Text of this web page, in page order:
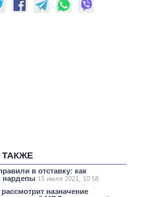
ТАКЖЕ
в отставку: как
нардепы 15 июля 2021, 10:58
назначение